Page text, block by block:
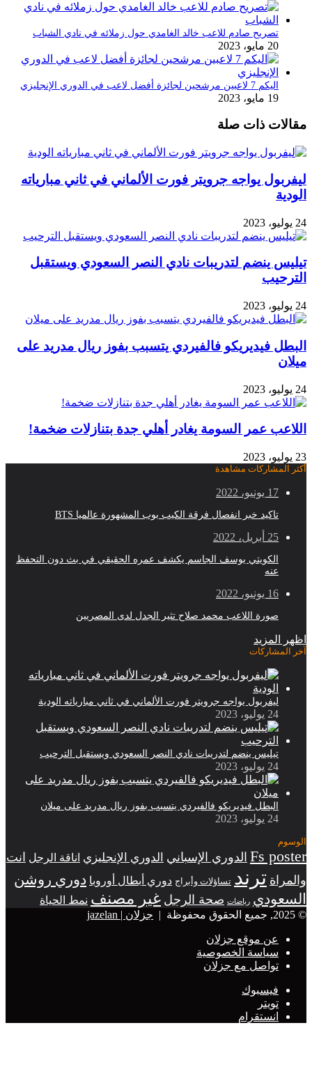
تصريح صادم للاعب خالد الغامدي حول زملائه في نادي الشباب
20 مايو، 2023
اليكم 7 لاعبين مرشحين لجائزة أفضل لاعب في الدوري الإنجليزي
19 مايو، 2023
مقالات ذات صلة
ليفربول يواجه جرويتر فورت الألماني في ثاني مبارياته
الودية
24 يوليو، 2023
تيليس ينضم لتدريبات نادي النصر السعودي ويستقبل
الترحيب
24 يوليو، 2023
البطل فيديريكو فالفيردي يتسبب بفوز ريال مدريد على
ميلان
24 يوليو، 2023
اللاعب عمر السومة يغادر أهلي جدة بتنازلات ضخمة!
23 يوليو، 2023
أكثر المشاركات مشاهدة
17 يونيو، 2022
تاكيد خبر انفصال فرقة الكيب بوب المشهورة عالميا BTS
25 أبريل، 2022
الكويتي يوسف الجاسم يكشف عمره الحقيقي في بث دون التحفظ
عنه
16 يونيو، 2022
صورة اللاعب محمد صلاح تثير الجدل لدى المصريين
اظهر المزيد
آخر المشاركات
ليفربول يواجه جرويتر فورت الألماني في ثاني مبارياته الودية
24 يوليو، 2023
تيليس ينضم لتدريبات نادي النصر السعودي ويستقبل الترحيب
24 يوليو، 2023
البطل فيديريكو فالفيردي يتسبب بفوز ريال مدريد على ميلان
24 يوليو، 2023
الوسوم
Fs poster الدوري الإسباني الدوري الإنجليزي اناقة الرجل انت
والمراة ترند تساؤلات وأبراج دوري أبطال أوروبا دوري روشن
السعودي رياضات صحة الرجل غير مصنف نمط الحياة
© 2025, جميع الحقوق محفوظة |
جزلان | jazelan
عن موقع جزلان
سياسة الخصوصية
تواصل مع جزلان
فيسبوك
تويتر
انستقرام